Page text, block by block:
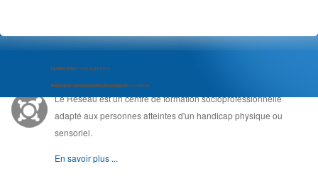
Module d'Accompagnement
au Projet d'Insertion Professionnelle
Com'Com'bre
Formation de Community Manager
Le Réseau
Au coeur de la formation socioprofessionnelle
Le Réseau est un centre de formation socioprofessionnelle
adapté aux personnes atteintes d'un handicap physique ou
sensoriel.
En savoir plus ...